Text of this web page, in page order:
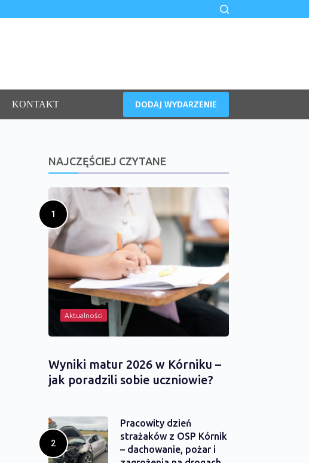
KONTAKT DODAJ WYDARZENIE
NAJCZĘŚCIEJ CZYTANE
Aktualności
Wyniki matur 2026 w Kórniku –
jak poradzili sobie uczniowie?
Pracowity dzień
strażaków z OSP Kórnik
– dachowanie, pożar i